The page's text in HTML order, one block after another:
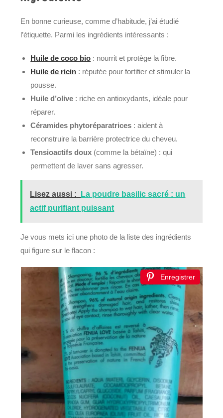
En bonne curieuse, comme d’habitude, j’ai étudié
l’étiquette. Parmi les ingrédients intéressants :
Huile de coco bio : nourrit et protège la fibre.
Huile de ricin : réputée pour fortifier et stimuler la
pousse.
Huile d’olive : riche en antioxydants, idéale pour
réparer.
Céramides phytoréparatrices : aident à
reconstruire la barrière protectrice du cheveu.
Tensioactifs doux (comme la bétaïne) : qui
permettent de laver sans agresser.
Lisez aussi :
La poudre basilic sacré : un
actif purifiant puissant
Je vous mets ici une photo de la liste des ingrédients
qui figure sur le flacon :
Enregistrer